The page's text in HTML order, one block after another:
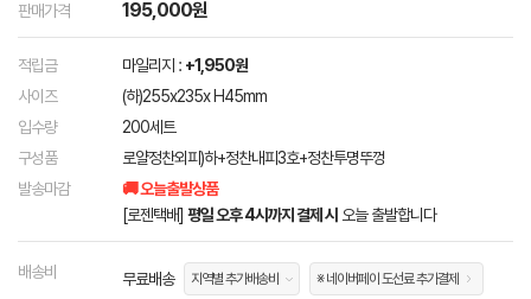
판매가격 195,000원
적립금 마일리지 : +1,950원
사이즈
(하)255x235x H45mm
입수량
200세트
구성품
로얄정찬외피)하+정찬내피3호+정찬투명뚜껑
발송마감
🚚 오늘출발상품
[로젠택배] 평일 오후 4시까지 결제 시 오늘 출발합니다
배송비 무료배송 지역별 추가배송비 ※ 네이버페이 도선료 추가결제